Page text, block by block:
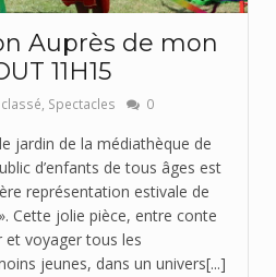
Auprès de mon
11H15
Spectacles 0
jardin de la médiathèque de
d’enfants de tous âges est
représentation estivale de
Cette jolie pièce, entre conte
et voyager tous les
jeunes, dans un univers[...]